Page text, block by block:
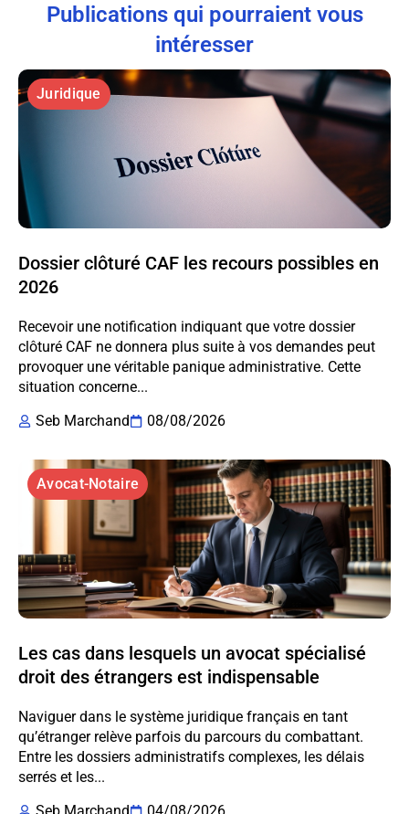
Publications qui pourraient vous
intéresser
Juridique
Dossier clôturé CAF les recours possibles en
2026
Recevoir une notification indiquant que votre dossier
clôturé CAF ne donnera plus suite à vos demandes peut
provoquer une véritable panique administrative. Cette
situation concerne...
Seb Marchand
08/08/2026
Avocat-Notaire
Les cas dans lesquels un avocat spécialisé
droit des étrangers est indispensable
Naviguer dans le système juridique français en tant
qu’étranger relève parfois du parcours du combattant.
Entre les dossiers administratifs complexes, les délais
serrés et les...